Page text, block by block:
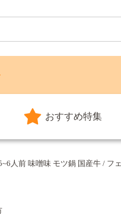
おすすめ特集
人前 味噌味 モツ鍋 国産牛 / フ